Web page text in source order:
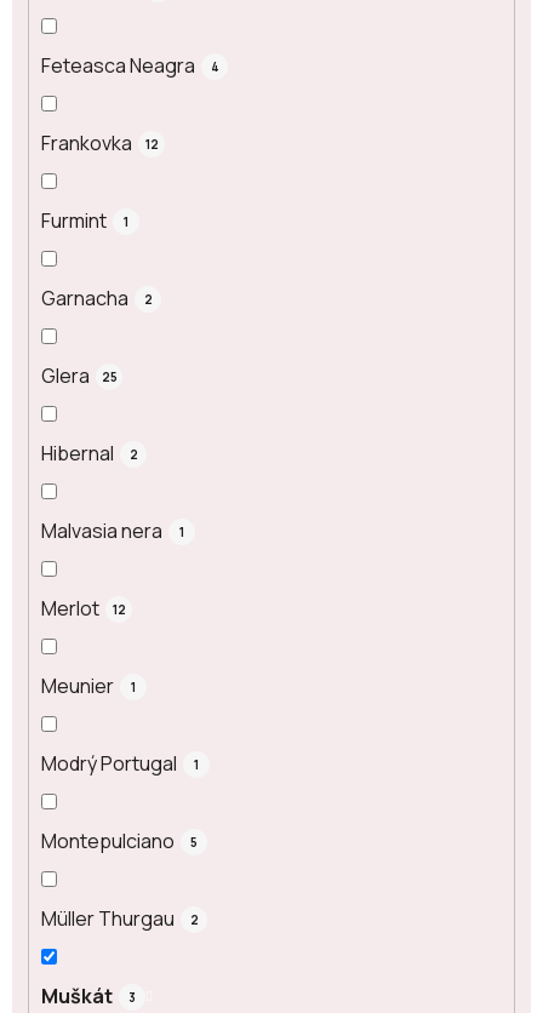
Feteasca Neagra 4
Frankovka 12
Furmint 1
Garnacha 2
Glera 25
Hibernal 2
Malvasia nera 1
Merlot 12
Meunier 1
Modrý Portugal 1
Montepulciano 5
Müller Thurgau 2
Muškát 3